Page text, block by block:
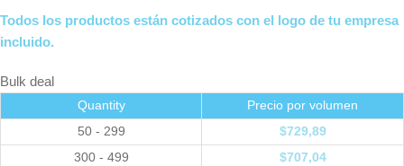
Todos los productos están cotizados con el logo de tu empresa
incluido.
Bulk deal
Quantity
Precio por volumen
50 - 299
$729,89
300 - 499
$707,04